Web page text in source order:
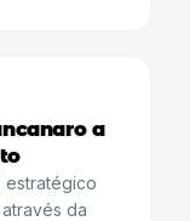
a
estratégico
da